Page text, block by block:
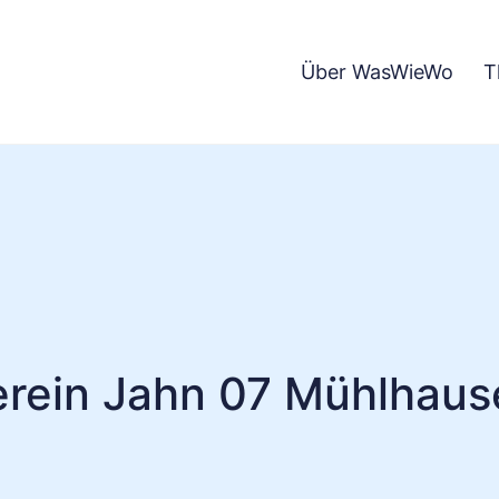
Über WasWieWo
Jahn 07